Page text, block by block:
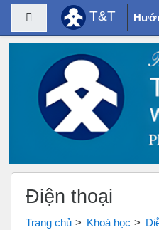
Chuyển tới nội dung chính
Bảng điều khiển cạnh
T&T
Điện thoại
Trang chủ Khoá học